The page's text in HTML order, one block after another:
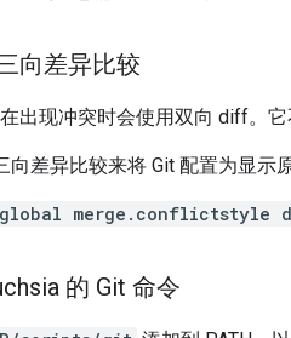
向差异比较
出现冲突时会使用双向 diff。
向差异比较来将 Git 配置为显示
merge.conflictstyle
的 Git 命令